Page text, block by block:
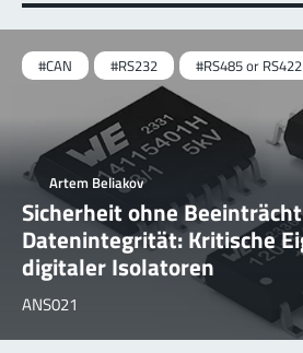
#CAN #RS232 #RS485 or RS422
Artem Beliakov
Sicherheit ohne
Datenintegrität: Kritische
digitaler Isolatoren
ANS021